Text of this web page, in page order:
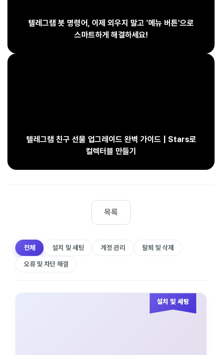
텔레그램 봇 명령어, 이제 외우지 말고 '메뉴 버튼'으로
스마트하게 해결하세요!
텔레그램 친구 선물 업그레이드 완벽 가이드 | Stars로
컬렉터블 만들기
목록
전체 설치 및 세팅 계정 관리
탈퇴 및 삭제
오류 및 차단 해결
설치 및 세팅